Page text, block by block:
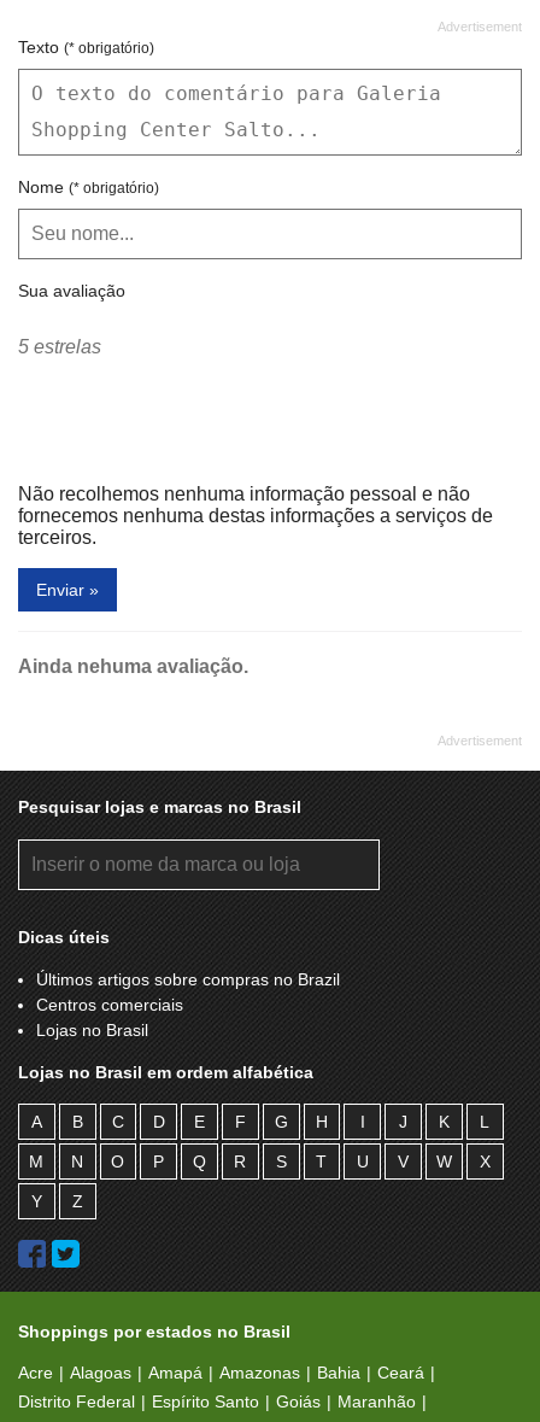
Texto (* obrigatório)
Nome (* obrigatório)
Sua avaliação
5 estrelas
Não recolhemos nenhuma informação pessoal e não
fornecemos nenhuma destas informações a serviços de
terceiros.
Enviar »
Ainda nehuma avaliação.
Pesquisar lojas e marcas no Brasil
Dicas úteis
Últimos artigos sobre compras no Brazil
Centros comerciais
Lojas no Brasil
Lojas no Brasil em ordem alfabética
A B C D E F G H I J K L
M N O P Q R S T U V W X
Y Z
Shoppings por estados no Brasil
Acre Alagoas Amapá Amazonas Bahia
Ceará
Distrito Federal
Espírito Santo Goiás
Maranhão